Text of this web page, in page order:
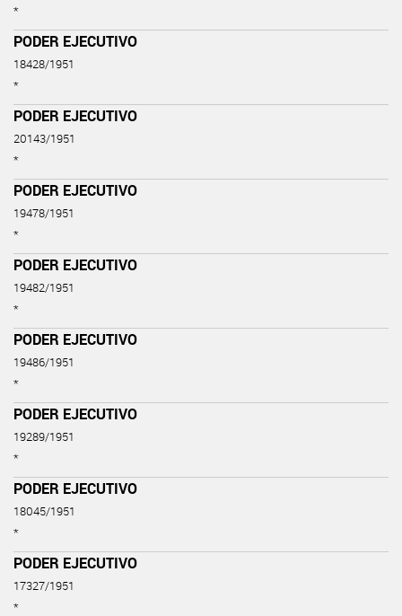
*
PODER EJECUTIVO
18428/1951
*
PODER EJECUTIVO
20143/1951
*
PODER EJECUTIVO
19478/1951
*
PODER EJECUTIVO
19482/1951
*
PODER EJECUTIVO
19486/1951
*
PODER EJECUTIVO
19289/1951
*
PODER EJECUTIVO
18045/1951
*
PODER EJECUTIVO
17327/1951
*